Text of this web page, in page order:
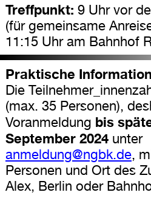
Treffpunkt: 9 Uhr vor
(für gemeinsame
11:15 Uhr am Bahnhof
Praktische
Die
(max. 35 Personen),
Voranmeldung bis
September 2024unter
anmeldung@ngbk.de,
Personen und Ort des
Alex, Berlin oder